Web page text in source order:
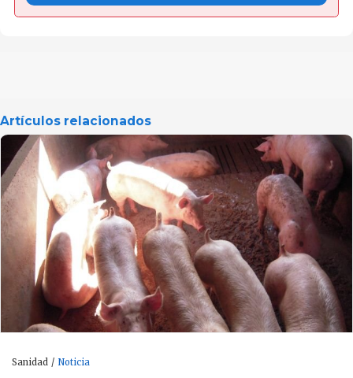
Artículos relacionados
Sanidad Noticia